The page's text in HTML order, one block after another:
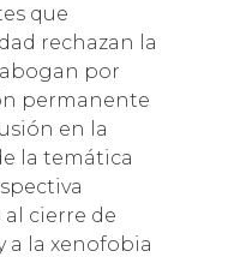
que
rechazan la
por
permanente
en la
la temática
cierre de
a la xenofobia